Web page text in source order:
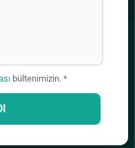
bültenimizin. *